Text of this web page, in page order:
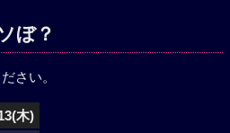
ぼ？
さい。
木)